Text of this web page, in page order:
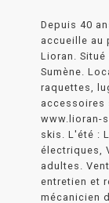
Depuis 40
accueille au
Lioran. Situé
Sumène.
raquettes,
accessoires
www.lioran-
skis. L'été :
électriques,
adultes.
entretien et
mécanicien